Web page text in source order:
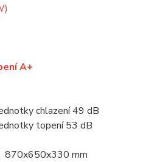
A+
chlazení 49 dB
topení 53 dB
870x650x330 mm